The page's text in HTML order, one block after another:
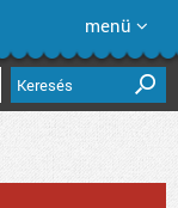
menü
Keresés